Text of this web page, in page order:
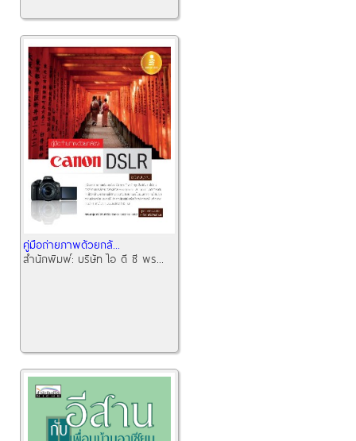
คู่มือถ่ายภาพด้วยกล้...
สำนักพิมพ์: บริษัท ไอ ดี ซี พร...